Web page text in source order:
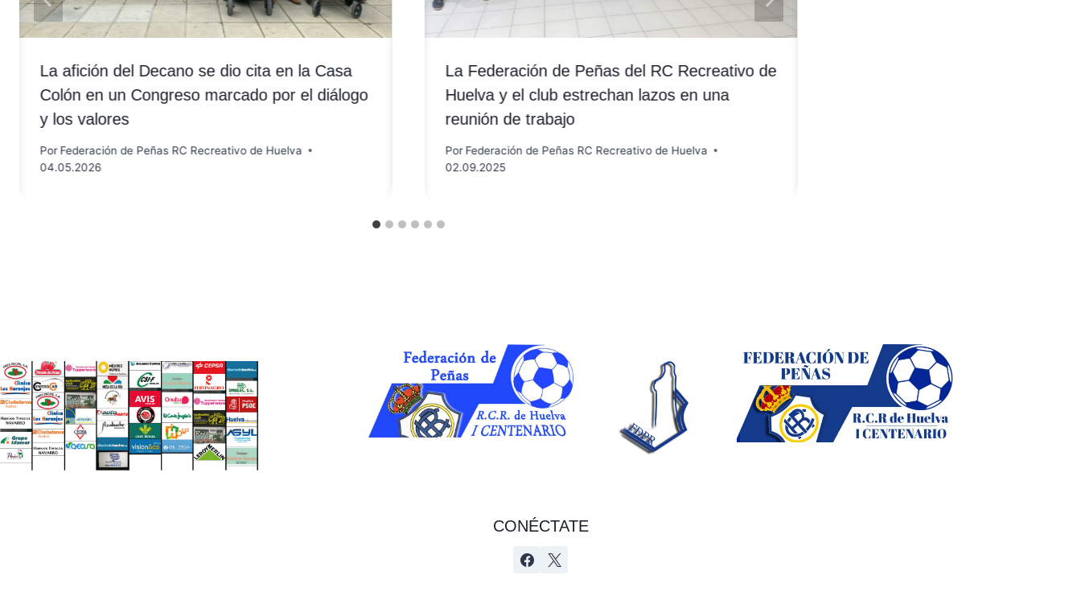
La afición del Decano se dio cita en la Casa
Colón en un Congreso marcado por el diálogo
y los valores
PorFederación de Peñas RC Recreativo de Huelva
04.05.2026
La Federación de Peñas del RC Recreativo de
Huelva y el club estrechan lazos en una
reunión de trabajo
Por Federación de Peñas RC Recreativo de Huelva
02.09.2025
CONÉCTATE